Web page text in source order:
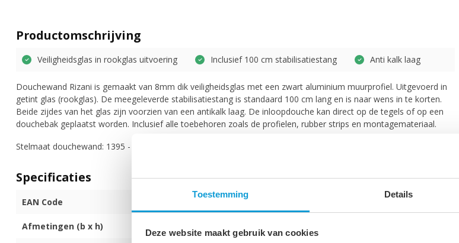
Toestemming Details
Deze website maakt gebruik van cookies
Productomschrijving
Veiligheidsglas in rookglas uitvoering Inclusief 100 cm stabilisatiestang Anti kalk laag
Douchewand Rizani is gemaakt van 8mm dik veiligheidsglas met een zwart aluminium muurprofiel. Uitgevoerd in
getint glas (rookglas). De meegeleverde stabilisatiestang is standaard 100 cm lang en is naar wens in te korten.
Beide zijdes van het glas zijn voorzien van een antikalk laag. De inloopdouche kan direct op de tegels of op een
douchebak geplaatst worden. Inclusief alle toebehoren zoals de profielen, rubber strips en montagemateriaal.
Stelmaat douchewand: 1395 - 1400 mm.
Specificaties
EAN Code 8720171721673
Afmetingen (b x h)